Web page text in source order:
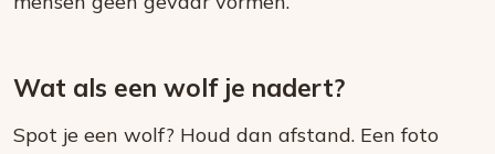
Wat als een wolf je nadert?
Spot je een wolf? Houd dan afstand. Een foto